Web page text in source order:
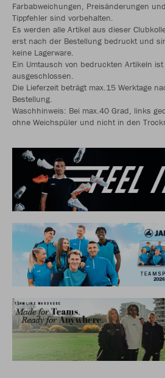
Farbabweichungen, Preisänderungen und
Tippfehler sind vorbehalten.
Es werden alle Artikel aus dieser
erst nach der Bestellung bedruckt und
keine Lagerware.
Ein Umtausch von bedruckten Artikeln ist
ausgeschlossen.
Die Lieferzeit beträgt max.15 Werktage
Bestellung.
Waschhinweis: Bei max.40 Grad, links
ohne Weichspüler und nicht in den